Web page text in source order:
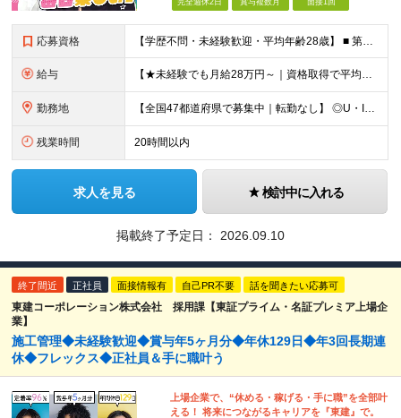
完全週休2日 賞与複数月 面接1回
応募資格 【学歴不問・未経験歓迎・平均年齢28歳】 ■ 第二新卒歓迎 ■ フリーター・社会人未経験OK ＼「アイアールで人生ワンチャンつかんでほしい！」／ …こんな社長の想いから 経験よりも人柄を重視した採用
給与 【★未経験でも月給28万円～｜資格取得で平均年収636万円★】 ■ 月給28万円～80万円+賞与年2回＋各種手当 ※月給には、固定残業代（20時間分：3万8000円～／月）を含む ※20時間を超過
勤務地 【全国47都道府県で募集中｜転勤なし】 ◎U・Iターン歓迎！家具家電付き＆家賃ナシの社員寮を完備 ◎東京支店は2025年7月に移転したばかりの綺麗なオフィス 東京・横浜・大阪・名古屋・福岡など 全国
残業時間 20時間以内
求人を見る 検討中に入れる
掲載終了予定日： 2026.09.10
終了間近 正社員 面接情報有 自己PR不要 話を聞きたい応募可
東建コーポレーション株式会社 採用課【東証プライム・名証プレミア上場企
業】
施工管理◆未経験歓迎◆賞与年5ヶ月分◆年休129日◆年3回長期連
休◆フレックス◆正社員＆手に職叶う
上場企業で、“休める・稼げる・手に職”を全部叶
える！ 将来につながるキャリアを『東建』で。